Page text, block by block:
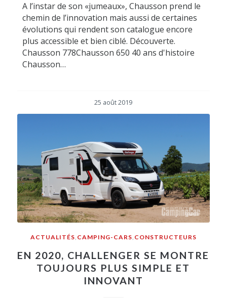
A l’instar de son «jumeaux», Chausson prend le
chemin de l’innovation mais aussi de certaines
évolutions qui rendent son catalogue encore
plus accessible et bien ciblé. Découverte.
Chausson 778Chausson 650 40 ans d'histoire
Chausson…
25 août 2019
ACTUALITÉS CAMPING-CARS CONSTRUCTEURS
EN 2020, CHALLENGER SE MONTRE
TOUJOURS PLUS SIMPLE ET
INNOVANT